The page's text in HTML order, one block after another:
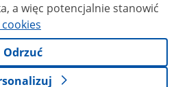
a więc potencjalnie stanowić
Odrzuć